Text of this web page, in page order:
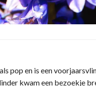
pop en is een
kwam een bezoekje